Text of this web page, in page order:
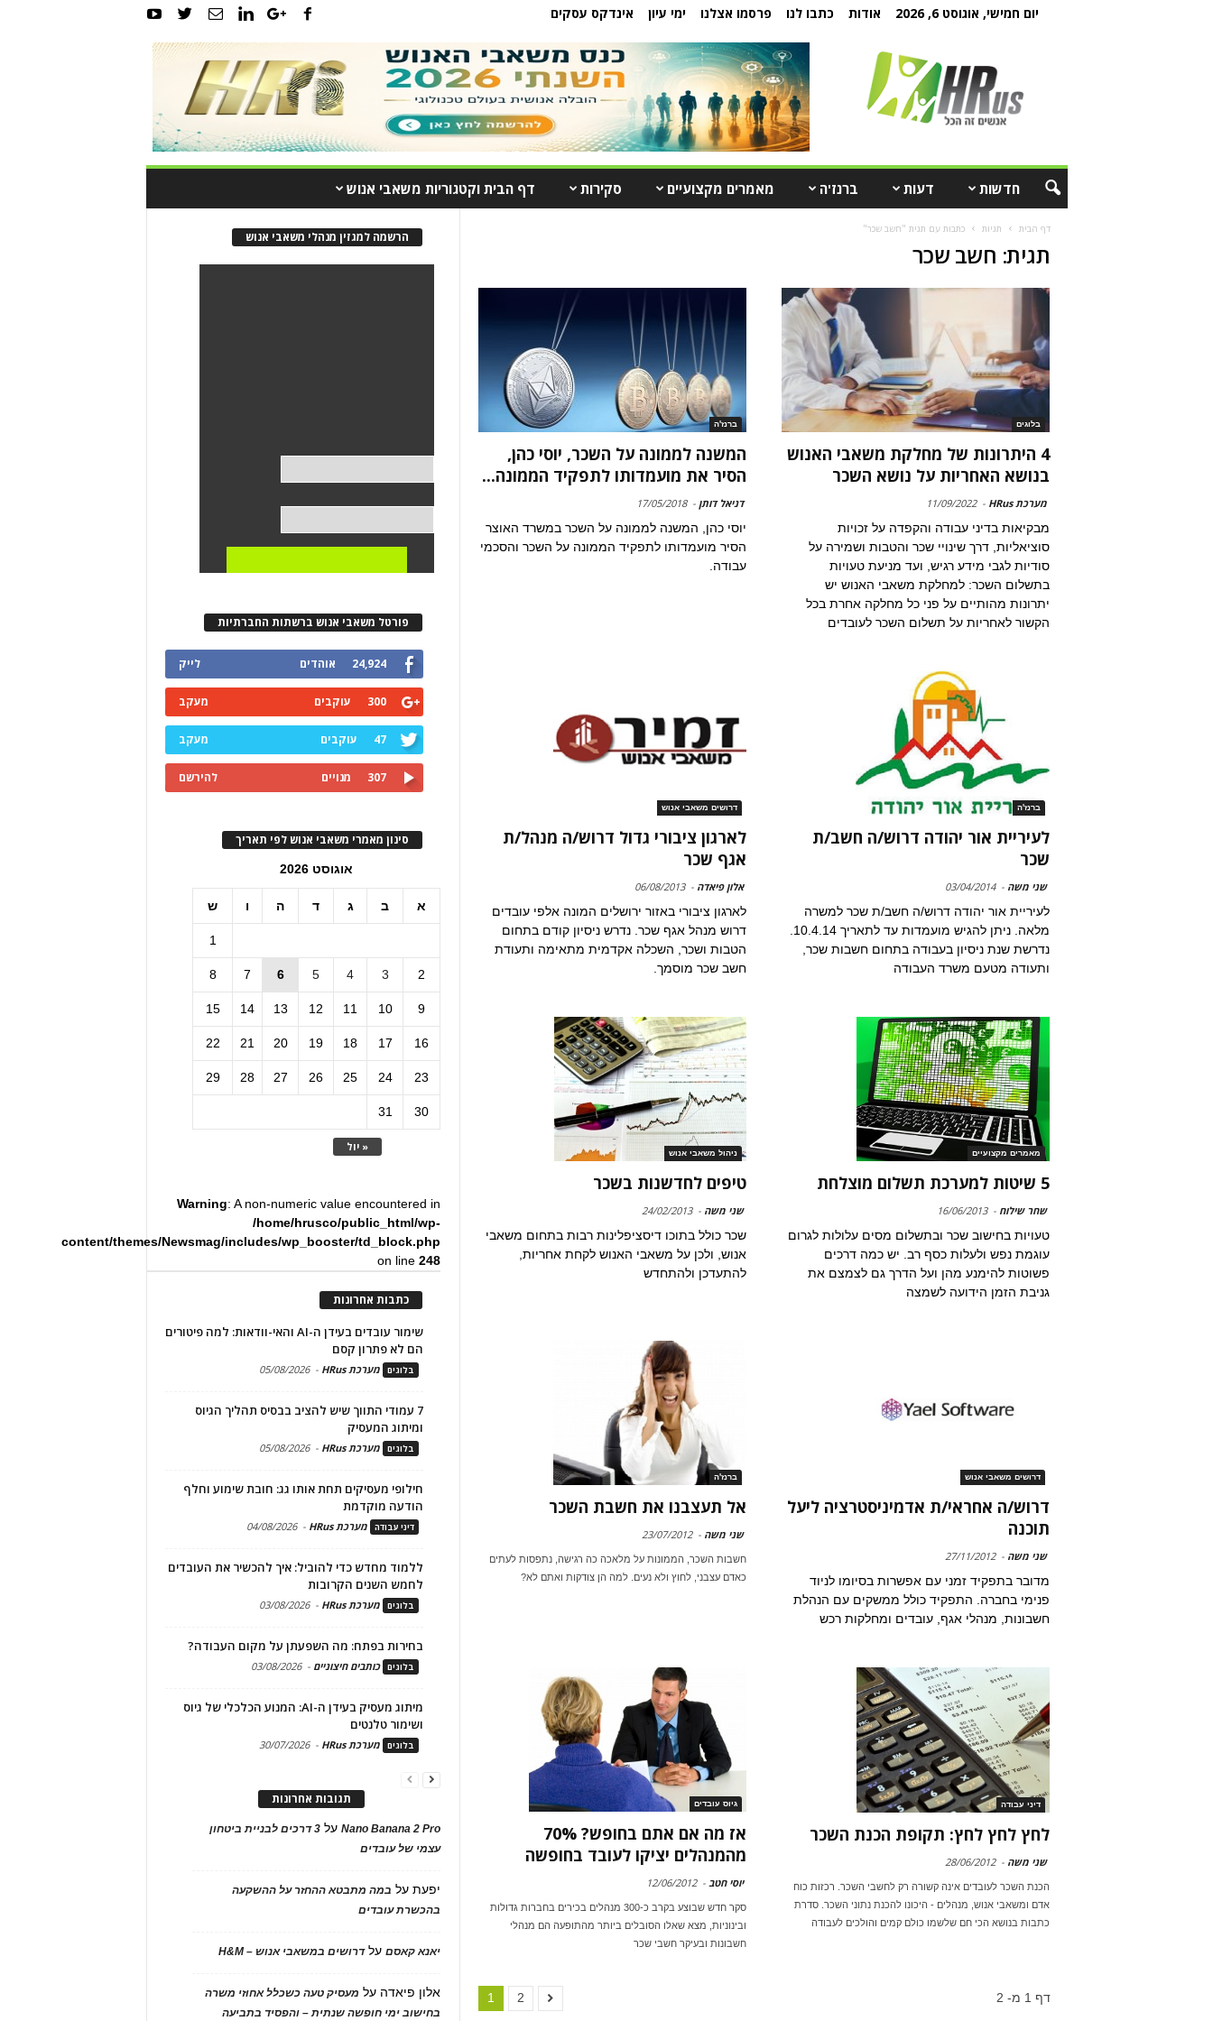
יום חמישי, אוגוסט 6, 2026 אודות כתבו לנו פרסמו אצלנו ימי עיון אינדקס עסקים
חדשות דעות ברנז'ה מאמרים מקצועיים סקירות דף הבית וקטגוריות משאבי אנוש
דף הבית תגיות כתבות עם תגית "חשב שכר"
תגית: חשב שכר
בלוגים
4 היתרונות של מחלקת משאבי האנוש
בנושא האחריות על נושא השכר
מערכת HRus -
11/09/2022
מבקיאות בדיני עבודה והקפדה על זכויות
סוציאליות, דרך שינויי שכר והטבות ושמירה על
סודיות לגבי מידע רגיש, ועד מניעת טעויות
בתשלום השכר: למחלקת משאבי האנוש יש
יתרונות מהותיים על פני כל מחלקה אחרת בכל
הקשור לאחריות על תשלום השכר לעובדים
ברנז'ה
המשנה לממונה על השכר, יוסי כהן,
הסיר את מועמדותו לתפקיד הממונה...
דניאל דותן -
17/05/2018
יוסי כהן, המשנה לממונה על השכר במשרד האוצר
הסיר מועמדותו לתפקיד הממונה על השכר והסכמי
עבודה.
ברנז'ה
לעיריית אור יהודה דרוש/ה חשב/ת
שכר
שני משה -
03/04/2014
לעיריית אור יהודה דרוש/ה חשב/ת שכר למשרה
נדרשת שנת ניסיון בעבודה בתחום חשבות שכר,
ותעודה מטעם משרד העבודה
דרושים משאבי אנוש
לארגון ציבורי גדול דרוש/ה מנהל/ת
אגף שכר
אלון פיאדה -
06/08/2013
לארגון ציבורי באזור ירושלים המונה אלפי עובדים
דרוש מנהל אגף שכר. נדרש ניסיון קודם בתחום
הטבות ושכר, השכלה אקדמית מתאימה ותעודת
חשב שכר מוסמך.
מאמרים מקצועיים
5 שיטות למערכת תשלום מוצלחת
שחר שילוח -
16/06/2013
טעויות בחישוב שכר ובתשלום מסים עלולות לגרום
עוגמת נפש ולעלות כסף רב. יש כמה דרכים
פשוטות להימנע מהן ועל הדרך גם לצמצם את
גניבת הזמן הידועה לשמצה
ניהול משאבי אנוש
טיפים לחדשנות בשכר
שני משה -
24/02/2013
שכר כולל בתוכו דיסציפלינות רבות בתחום משאבי
אנוש, ולכן על משאבי האנוש לקחת אחריות,
להתעדכן ולהתחדש
דרושים משאבי אנוש
דרוש/ה אחראי/ת אדמיניסטרציה ליעל
תוכנה
שני משה -
27/11/2012
מדובר בתפקיד זמני עם אפשרות בסיומו לניוד
פנימי בחברה. התפקיד כולל ממשקים עם הנהלת
חשבונות, מנהלי אגף, עובדים ומחלקות רכש
ברנז'ה
אל תעצבנו את חשבת השכר
שני משה -
23/07/2012
חשבות השכר, הממונות על מלאכה כה רגישה, נתפסות לעתים
כאדם עצבני, לחוץ ולא נעים. למה הן צודקות ואתם לא?
דיני עבודה
לחץ לחץ לחץ: תקופת הכנת השכר
שני משה -
28/06/2012
הכנת השכר לעובדים אינה קשורה רק לחשבי השכר. רכזות כוח
אדם ומשאבי אנוש, מנהלים - היכונו להכנת נתוני השכר. סדרת
כתבות בנושא הכי חם שלשמו כולם קמים והולכים לעבודה
גיוס עובדים
אז מה אם אתם בחופש? 70%
מהמנהלים יציקו לעובד בחופשה
יוסי חטב -
12/06/2012
סקר חדש שבוצע בקרב כ-300 מנהלים בכירים בחברות גדולות
ובינוניות, מצא שאלו הסובלים ביותר מהתופעה הם מנהלי
חשבונות ובעיקר חשבי שכר
1 2 דף 1 מ- 2
הרשמה למגזין מנהלי משאבי אנוש
פורטל משאבי אנוש ברשתות החברתיות
24,924 אוהדים לייק
300 עוקבים מעקב
47 עוקבים מעקב
307 מנויים להירשם
סינון מאמרי משאבי אנוש לפי תאריך
אוגוסט 2026
א ב ג ד ה ו ש
« יול
1
2
3
4
5
6
7
8
9
10
11
12
13
14
15
16
17
18
19
20
21
22
23
24
25
26
27
28
29
30
31
Warning: A non-numeric value encountered in
/home/hrusco/public_html/wp-
content/themes/Newsmag/includes/wp_booster/td_block.php
on line248
כתבות אחרונות
שימור עובדים בעידן ה-AI והאי-וודאות: למה פיטורים
הם לא פתרון קסם
בלוגים מערכת HRus -
05/08/2026
7 עמודי התווך שיש להציב בבסיס תהליך הגיוס
ומיתוג המעסיק
בלוגים מערכת HRus -
05/08/2026
חילופי מעסיקים תחת אותו גג: חובת שימוע וחלף
הודעה מוקדמת
דיני עבודה מערכת HRus -
04/08/2026
ללמוד מחדש כדי להוביל: איך להכשיר את העובדים
לחמש השנים הקרובות
בלוגים מערכת HRus -
03/08/2026
בחירות בפתח: מה השפעתן על מקום העבודה?
בלוגים כותבים חיצוניים -
03/08/2026
מיתוג מעסיק בעידן ה-AI: המנוע הכלכלי של גיוס
ושימור טלנטים
בלוגים מערכת HRus -
30/07/2026
תגובות אחרונות
Nano Banana 2 Proעל
3 דרכים לבניית ביטחון
עצמי של עובדים
יפעתעל במה מתבטא ההחזר על ההשקעה
בהכשרת עובדים
יאנא קאסםעלדרושים במשאבי אנוש – H&M
אלון פיאדה על מעסיק טעה כשכלל אחוזי משרה
בחישוב ימי חופשה שנתית – והפסיד בתביעה